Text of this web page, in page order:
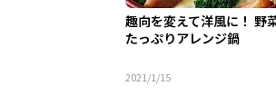
趣向を変えて洋風に！ 野
たっぷりアレンジ鍋
2021/1/15